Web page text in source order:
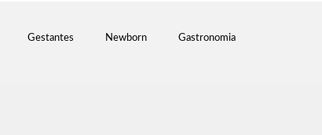
Gestantes Newborn Gastronomia